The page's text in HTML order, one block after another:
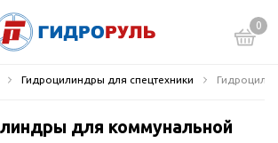
0
Гидроцилиндры для спецтехники
для коммунальной